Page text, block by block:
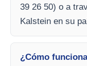
39 26 50) o a
Kalstein en su
¿Cómo